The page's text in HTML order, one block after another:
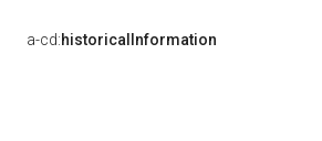
a-cd:historicalInformation